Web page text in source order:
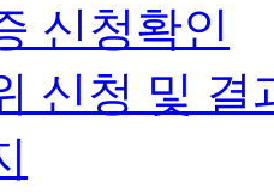
신청확인
신청 및 결